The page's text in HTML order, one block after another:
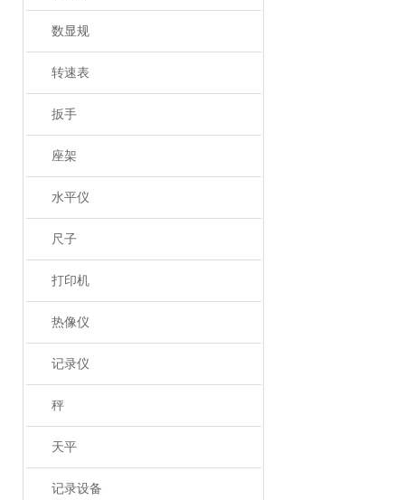
数显规
转速表
扳手
座架
水平仪
尺子
打印机
热像仪
记录仪
秤
天平
记录设备